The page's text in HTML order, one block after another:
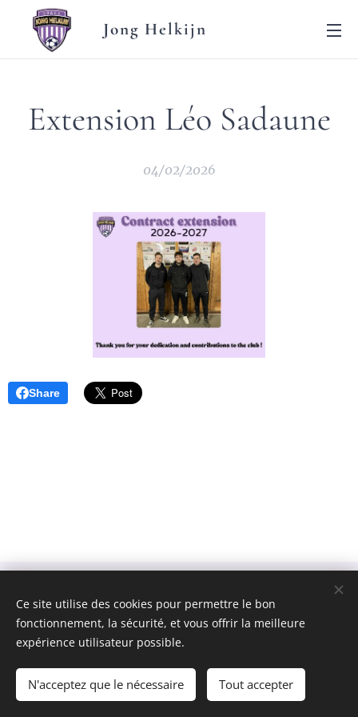
Jong Helkijn
Extension Léo Sadaune
04/02/2026
Share
Jong Helkijn
Langues
Français
Ce site utilise des cookies pour permettre le bon
fonctionnement, la sécurité, et vous offrir la meilleure
expérience utilisateur possible.
N'acceptez que le nécessaire Tout accepter